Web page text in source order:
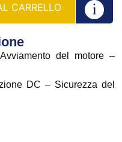
CARRELLO
del motore –
DC – Sicurezza del